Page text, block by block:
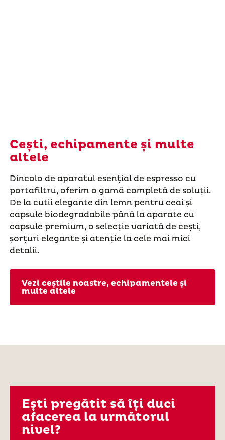
Cești, echipamente și multe
altele
Dincolo de aparatul esențial de espresso cu
portafiltru, oferim o gamă completă de soluții.
De la cutii elegante din lemn pentru ceai și
capsule biodegradabile până la aparate cu
capsule premium, o selecție variată de cești,
șorțuri elegante și atenție la cele mai mici
detalii.
Vezi ceștile noastre, echipamentele și
multe altele
Ești pregătit să îți duci
afacerea la următorul
nivel?